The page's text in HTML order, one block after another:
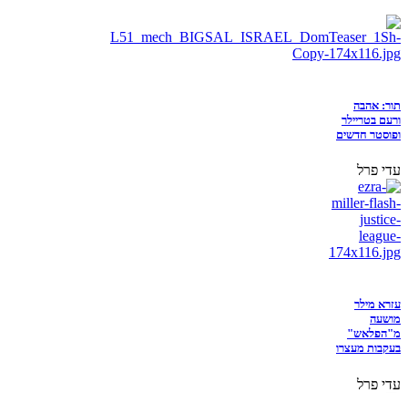
תור: אהבה
ורעם בטריילר
ופוסטר חדשים
עדי פרל
עזרא מילר
מושעה
מ"הפלאש"
בעקבות מעצרו
עדי פרל